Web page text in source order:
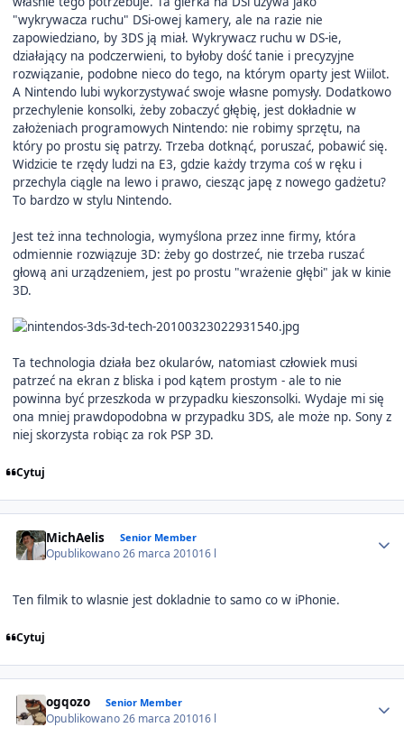
"wykrywacza ruchu" DSi-owej kamery, ale na razie nie
zapowiedziano, by 3DS ją miał. Wykrywacz ruchu w DS-ie,
działający na podczerwieni, to byłoby dość tanie i precyzyjne
rozwiązanie, podobne nieco do tego, na którym oparty jest Wiilot.
A Nintendo lubi wykorzystywać swoje własne pomysły. Dodatkowo
przechylenie konsolki, żeby zobaczyć głębię, jest dokładnie w
założeniach programowych Nintendo: nie robimy sprzętu, na
który po prostu się patrzy. Trzeba dotknąć, poruszać, pobawić się.
Widzicie te rzędy ludzi na E3, gdzie każdy trzyma coś w ręku i
przechyla ciągle na lewo i prawo, ciesząc japę z nowego gadżetu?
To bardzo w stylu Nintendo.
Jest też inna technologia, wymyślona przez inne firmy, która
odmiennie rozwiązuje 3D: żeby go dostrzeć, nie trzeba ruszać
głową ani urządzeniem, jest po prostu "wrażenie głębi" jak w kinie
3D.
Ta technologia działa bez okularów, natomiast człowiek musi
patrzeć na ekran z bliska i pod kątem prostym - ale to nie
powinna być przeszkoda w przypadku kieszonsolki. Wydaje mi się
ona mniej prawdopodobna w przypadku 3DS, ale może np. Sony z
niej skorzysta robiąc za rok PSP 3D.
Cytuj
MichAelis Senior Member
Opublikowano26 marca 201016 l
Ten filmik to wlasnie jest dokladnie to samo co w iPhonie.
Cytuj
ogqozo Senior Member
Opublikowano26 marca 201016 l